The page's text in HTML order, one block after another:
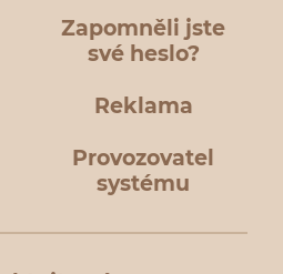
Zapomněli jste
své heslo?
Reklama
Provozovatel
systému